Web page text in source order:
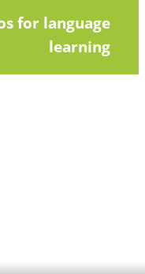
for language
learning